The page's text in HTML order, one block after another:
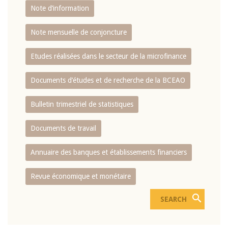
Note d’information
Note mensuelle de conjoncture
Etudes réalisées dans le secteur de la microfinance
Documents d’études et de recherche de la BCEAO
Bulletin trimestriel de statistiques
Documents de travail
Annuaire des banques et établissements financiers
Revue économique et monétaire